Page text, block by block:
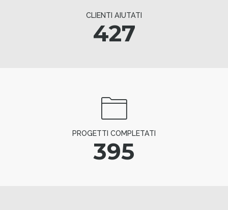
CLIENTI AIUTATI
427
PROGETTI COMPLETATI
395